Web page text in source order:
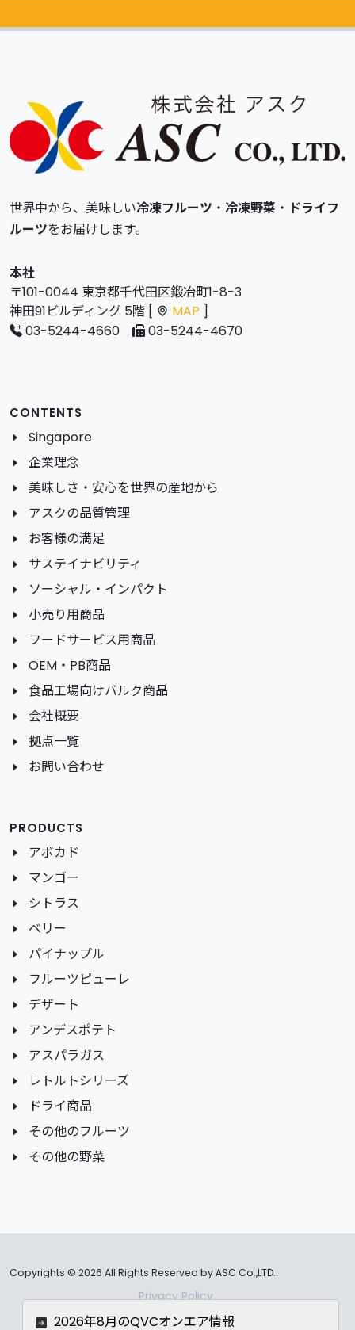
世界中から、美味しい冷凍フルーツ ・ 冷凍野菜 ・ ドライフ
ルーツをお届けします。
本社
〒101-0044 東京都千代田区鍛冶町1-8-3
神田91ビルディング 5階 [
MAP ]
03-5244-4660
03-5244-4670
CONTENTS
Singapore
企業理念
美味しさ・安心を世界の産地から
アスクの品質管理
お客様の満足
サステイナビリティ
ソーシャル・インパクト
小売り用商品
フードサービス用商品
OEM・PB商品
食品工場向けバルク商品
会社概要
拠点一覧
お問い合わせ
PRODUCTS
アボカド
マンゴー
シトラス
ベリー
パイナップル
フルーツピューレ
デザート
アンデスポテト
アスパラガス
レトルトシリーズ
ドライ商品
その他のフルーツ
その他の野菜
Copyrights © 2026 All Rights Reserved by ASC Co.,LTD..
Privacy Policy
2026年8月のQVCオンエア情報